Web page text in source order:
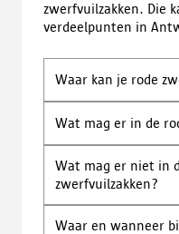
zwerfvuilzakken. Die
verdeelpunten in
Waar kan je rode
Wat mag er in de
Wat mag er niet in
zwerfvuilzakken?
Waar en wanneer